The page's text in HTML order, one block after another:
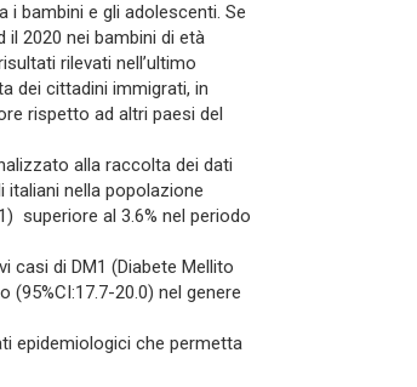
i bambini e gli adolescenti. Se
2020 nei bambini di età
rilevati nell’ultimo
dei cittadini immigrati, in
rispetto ad altri paesi del
alla raccolta dei dati
nella popolazione
superiore al 3.6% nel periodo
casi di DM1 (Diabete Mellito
20.0) nel genere
epidemiologici che permetta